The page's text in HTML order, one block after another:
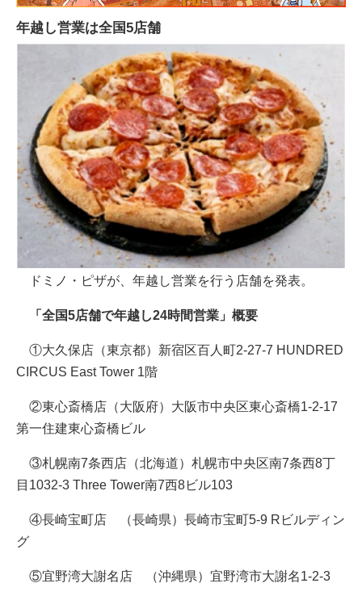
年越し営業は全国5店舗
ドミノ・ピザが、年越し営業を行う店舗を発表。
「全国5店舗で年越し24時間営業」概要
①大久保店（東京都）新宿区百人町2-27-7 HUNDRED
CIRCUS East Tower 1階
②東心斎橋店（大阪府）大阪市中央区東心斎橋1-2-17
第一住建東心斎橋ビル
③札幌南7条西店（北海道）札幌市中央区南7条西8丁
目1032-3 Three Tower南7西8ビル103
④長崎宝町店 （長崎県）長崎市宝町5-9 Rビルディン
グ
⑤宜野湾大謝名店 （沖縄県）宜野湾市大謝名1-2-3